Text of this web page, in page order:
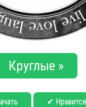
Круглые »
✔ Нравится